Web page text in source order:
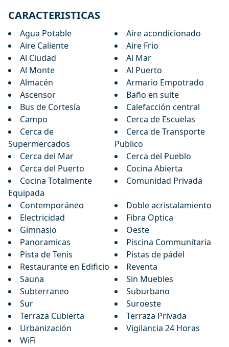
CARACTERISTICAS
Agua Potable
Aire acondicionado
Aire Caliente
Aire Frio
Al Ciudad
Al Mar
Al Monte
Al Puerto
Almacén
Armario Empotrado
Ascensor
Baño en suite
Bus de Cortesía
Calefacción central
Campo
Cerca de Escuelas
Cerca de
Supermercados
Cerca de Transporte
Publico
Cerca del Mar
Cerca del Pueblo
Cerca del Puerto
Cocina Abierta
Cocina Totalmente
Equipada
Comunidad Privada
Contemporáneo
Doble acristalamiento
Electricidad
Fibra Optica
Gimnasio
Oeste
Panoramicas
Piscina Communitaria
Pista de Tenis
Pistas de pádel
Restaurante en Edificio
Reventa
Sauna
Sin Muebles
Subterraneo
Suburbano
Sur
Suroeste
Terraza Cubierta
Terraza Privada
Urbanización
Vigilancia 24 Horas
WiFi